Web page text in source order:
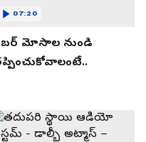
మోసాల నుండి
07:20